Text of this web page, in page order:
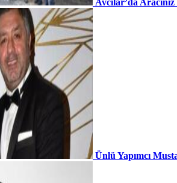
Avcılar’da
Ünlü Yapımcı